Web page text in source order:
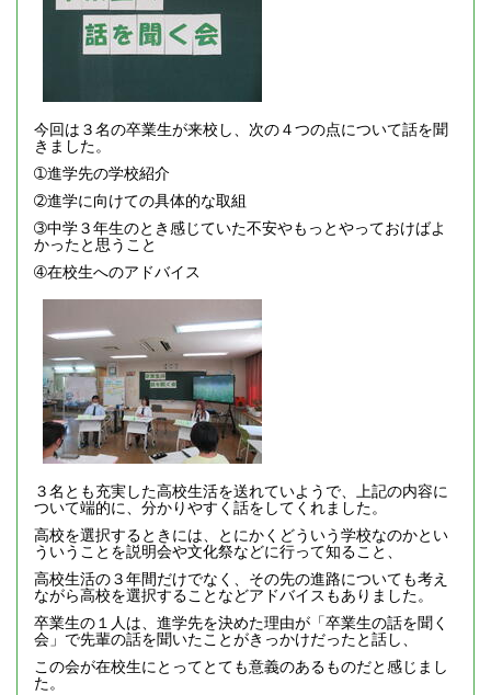
今回は３名の卒業生が来校し、次の４つの点について話を聞
きました。
➀進学先の学校紹介
➁進学に向けての具体的な取組
➂中学３年生のとき感じていた不安やもっとやっておけばよ
かったと思うこと
➃在校生へのアドバイス
３名とも充実した高校生活を送れていようで、上記の内容に
ついて端的に、分かりやすく話をしてくれました。
高校を選択するときには、とにかくどういう学校なのかとい
ういうことを説明会や文化祭などに行って知ること、
高校生活の３年間だけでなく、その先の進路についても考え
ながら高校を選択することなどアドバイスもありました。
卒業生の１人は、進学先を決めた理由が「卒業生の話を聞く
会」で先輩の話を聞いたことがきっかけだったと話し、
この会が在校生にとってとても意義のあるものだと感じまし
た。